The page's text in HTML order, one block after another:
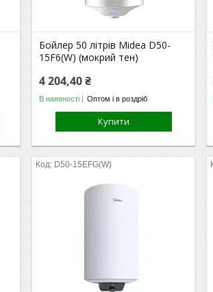
Бойлер 50 літрів Midea D50-
15F6(W) (мокрий тен)
4 204,40 ₴
В наявності Оптом і в роздріб
Купити
D50-15EFG(W)